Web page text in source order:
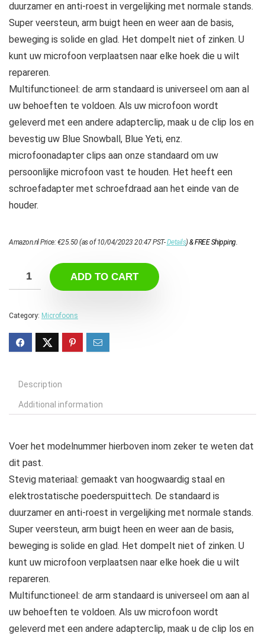
duurzamer en anti-roest in vergelijking met normale stands.
Super veersteun, arm buigt heen en weer aan de basis,
beweging is solide en glad. Het dompelt niet of zinken. U
kunt uw microfoon verplaatsen naar elke hoek die u wilt
repareren.
Multifunctioneel: de arm standaard is universeel om aan al
uw behoeften te voldoen. Als uw microfoon wordt
geleverd met een andere adapterclip, maak u de clip los en
bevestig uw Blue Snowball, Blue Yeti, enz.
microfoonadapter clips aan onze standaard om uw
persoonlijke microfoon vast te houden. Het heeft een
schroefadapter met schroefdraad aan het einde van de
houder.
Amazon.nl Price:€25.50(as of 10/04/2023 20:47 PST-Details)&FREE Shipping.
ADD TO CART
Category: Microfoons
Description
Additional information
Voer het modelnummer hierboven inom zeker te weten dat
dit past.
Stevig materiaal: gemaakt van hoogwaardig staal en
elektrostatische poederspuittech. De standaard is
duurzamer en anti-roest in vergelijking met normale stands.
Super veersteun, arm buigt heen en weer aan de basis,
beweging is solide en glad. Het dompelt niet of zinken. U
kunt uw microfoon verplaatsen naar elke hoek die u wilt
repareren.
Multifunctioneel: de arm standaard is universeel om aan al
uw behoeften te voldoen. Als uw microfoon wordt
geleverd met een andere adapterclip, maak u de clip los en